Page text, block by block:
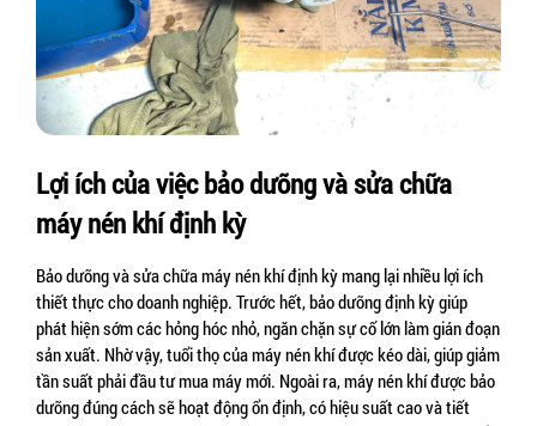
Lợi ích của việc bảo dưỡng và sửa chữa
máy nén khí định kỳ
Bảo dưỡng và sửa chữa máy nén khí định kỳ mang lại nhiều lợi ích
thiết thực cho doanh nghiệp. Trước hết, bảo dưỡng định kỳ giúp
phát hiện sớm các hỏng hóc nhỏ, ngăn chặn sự cố lớn làm gián đoạn
sản xuất. Nhờ vậy, tuổi thọ của máy nén khí được kéo dài, giúp giảm
tần suất phải đầu tư mua máy mới. Ngoài ra, máy nén khí được bảo
dưỡng đúng cách sẽ hoạt động ổn định, có hiệu suất cao và tiết